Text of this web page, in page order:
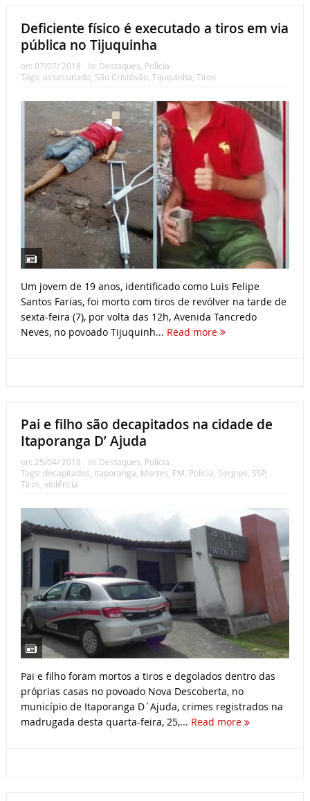
Deficiente físico é executado a tiros em via
pública no Tijuquinha
on: 07/07/ 2018 In: Destaques, Polícia
Tags: assassinado, São Cristóvão, Tijuquinha, Tiros
Um jovem de 19 anos, identificado como Luis Felipe
Santos Farias, foi morto com tiros de revólver na tarde de
sexta-feira (7), por volta das 12h, Avenida Tancredo
Neves, no povoado Tijuquinh... Read more
Pai e filho são decapitados na cidade de
Itaporanga D’ Ajuda
on: 25/04/ 2018 In: Destaques, Polícia
Tags: decapitados, Itaporanga, Mortes, PM, Polícia, Sergipe, SSP,
Tiros, violência
Pai e filho foram mortos a tiros e degolados dentro das
próprias casas no povoado Nova Descoberta, no
município de Itaporanga D´Ajuda, crimes registrados na
madrugada desta quarta-feira, 25,... Read more